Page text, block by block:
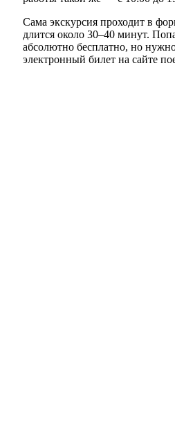
Сама экскурсия проходит в
длится около 30–40 минут.
абсолютно бесплатно, но
электронный билет на сайте